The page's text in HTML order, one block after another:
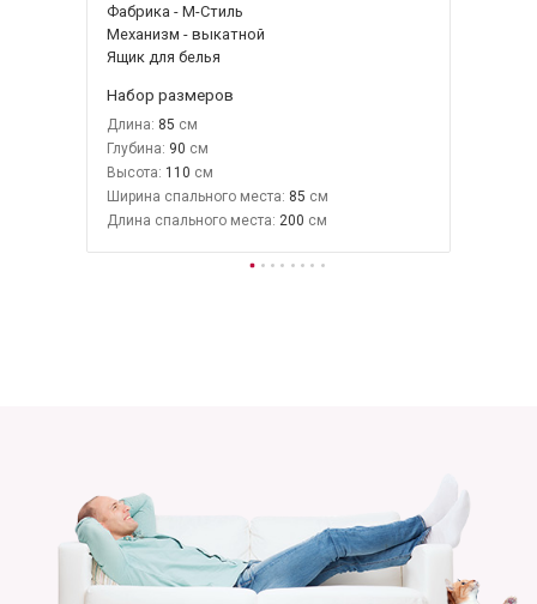
Фабрика - М-Стиль
Механизм - выкатной
Ящик для белья
Набор размеров
Длина: 85
Глубина: 90
Высота: 110
Ширина спального места: 85
Длина спального места: 200